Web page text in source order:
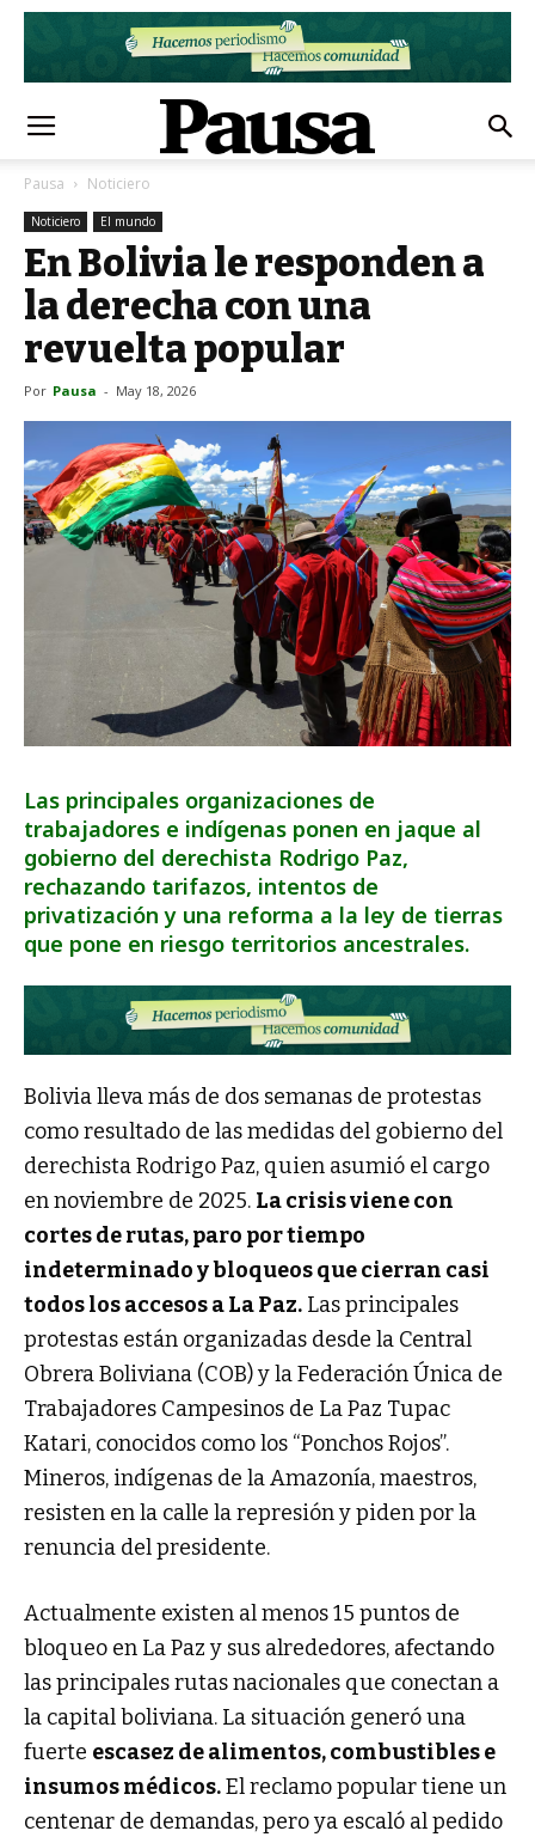
Pausa Noticiero
Noticiero El mundo
En Bolivia le responden a
la derecha con una
revuelta popular
Por Pausa - May 18, 2026
Las principales organizaciones de
trabajadores e indígenas ponen en jaque al
gobierno del derechista Rodrigo Paz,
rechazando tarifazos, intentos de
privatización y una reforma a la ley de tierras
que pone en riesgo territorios ancestrales.
Bolivia lleva más de dos semanas de protestas
como resultado de las medidas del gobierno del
derechista Rodrigo Paz, quien asumió el cargo
en noviembre de 2025. La crisis viene con
cortes de rutas, paro por tiempo
indeterminado y bloqueos que cierran casi
todos los accesos a La Paz. Las principales
protestas están organizadas desde la Central
Obrera Boliviana (COB) y la Federación Única de
Trabajadores Campesinos de La Paz Tupac
Katari, conocidos como los “Ponchos Rojos”.
Mineros, indígenas de la Amazonía, maestros,
resisten en la calle la represión y piden por la
renuncia del presidente.
Actualmente existen al menos 15 puntos de
bloqueo en La Paz y sus alrededores, afectando
las principales rutas nacionales que conectan a
la capital boliviana. La situación generó una
fuerte escasez de alimentos, combustibles e
insumos médicos.El reclamo popular tiene un
centenar de demandas, pero ya escaló al pedido